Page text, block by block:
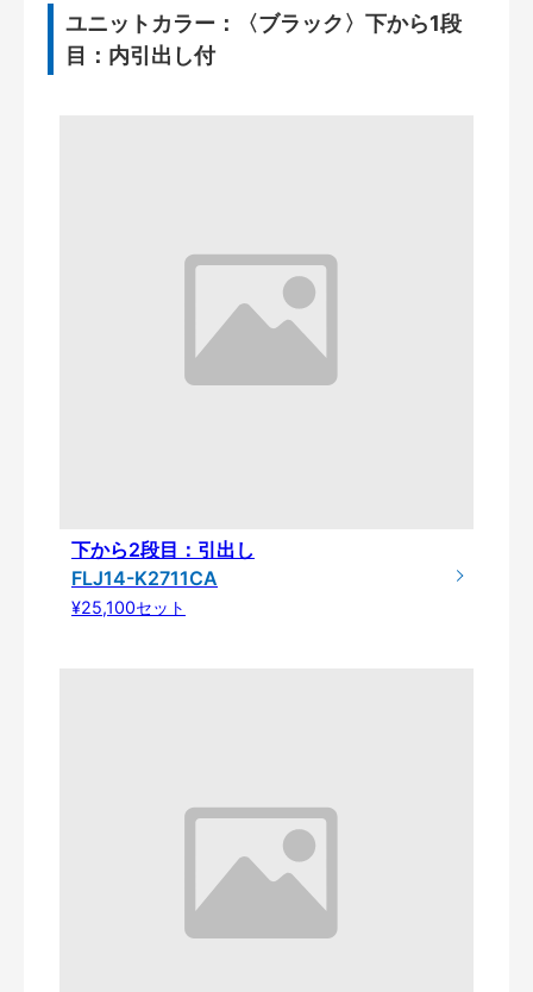
ユニットカラー：〈ブラック〉下から1段
目：内引出し付
下から2段目：引出し
FLJ14-K2711CA
¥25,100セット